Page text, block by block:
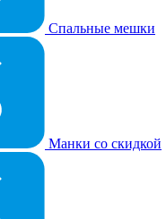
Спальные мешки
Манки со скидкой